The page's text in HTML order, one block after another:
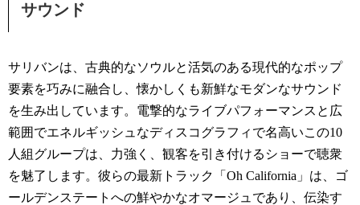
サウンド
サリバンは、古典的なソウルと活気のある現代的なポップ
要素を巧みに融合し、懐かしくも新鮮なモダンなサウンド
を生み出しています。電撃的なライブパフォーマンスと広
範囲でエネルギッシュなディスコグラフィで名高いこの10
人組グループは、力強く、観客を引き付けるショーで聴衆
を魅了します。彼らの最新トラック「Oh California」は、ゴ
ールデンステートへの鮮やかなオマージュであり、伝染す